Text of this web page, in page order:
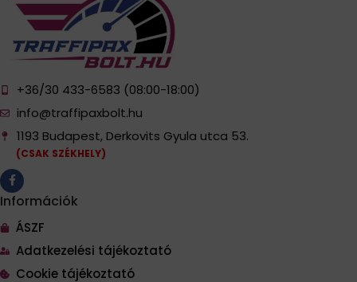
+36/30 433-6583 (08:00-18:00)
info@traffipaxbolt.hu
1193 Budapest, Derkovits Gyula utca 53.
(CSAK SZÉKHELY)
Információk
ÁSZF
Adatkezelési tájékoztató
Cookie tájékoztató